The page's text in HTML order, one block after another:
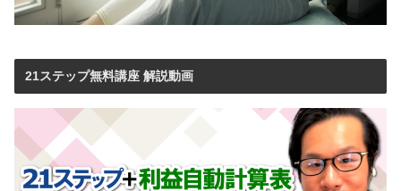
21ステップ無料講座 解説動画